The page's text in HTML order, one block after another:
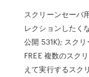
スクリーンセーバ
レクションしたく
公開 531K); スク
FREE 複数のスク
えて実行するスク